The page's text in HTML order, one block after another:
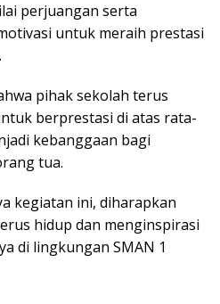
perjuangan serta
untuk meraih prestasi
pihak sekolah terus
berprestasi di atas rata-
kebanggaan bagi
tua.
kegiatan ini, diharapkan
hidup dan menginspirasi
di lingkungan SMAN 1